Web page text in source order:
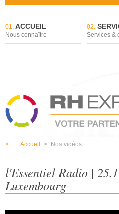
01. ACCUEIL
Nous connaître
02.
Services &
> Accueil > Nos vidéos
l'Essentiel Radio |
Luxembourg